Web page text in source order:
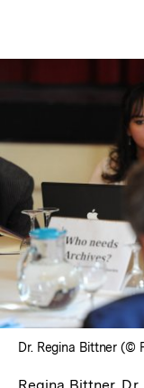
Dr. Regina Bittner (©